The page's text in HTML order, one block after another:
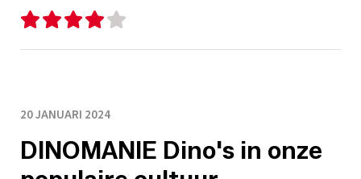
20 JANUARI 2024
DINOMANIE Dino's in onze